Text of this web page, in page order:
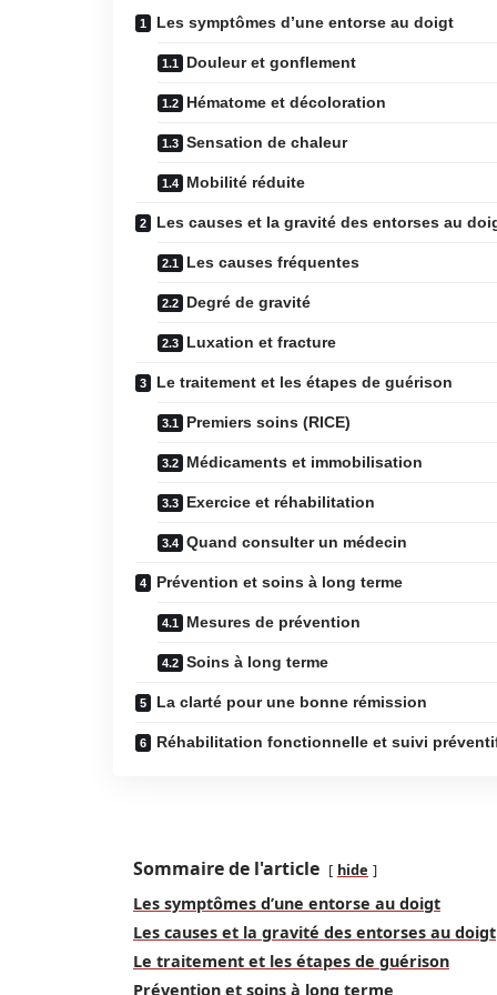
Les symptômes d’une entorse au doigt
Douleur et gonflement
Hématome et décoloration
Sensation de chaleur
Mobilité réduite
Les causes et la gravité des entorses au
Les causes fréquentes
Degré de gravité
Luxation et fracture
Le traitement et les étapes de guérison
Premiers soins (RICE)
Médicaments et immobilisation
Exercice et réhabilitation
Quand consulter un médecin
Prévention et soins à long terme
Mesures de prévention
Soins à long terme
La clarté pour une bonne rémission
Réhabilitation fonctionnelle et suivi
Sommaire de l'article hide
Les symptômes d’une entorse au doigt
Les causes et la gravité des entorses au doigt
Le traitement et les étapes de guérison
Prévention et soins à long terme